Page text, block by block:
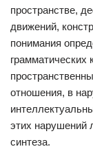
пространстве,
движений,
понимания
грамматических
отношения, в
этих нарушений
синтеза.